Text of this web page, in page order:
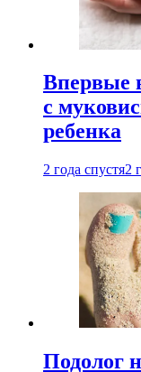
Впервые
с
ребенка
2 года спустя2
Подолог